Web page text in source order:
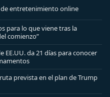
entretenimiento online
para lo que viene tras la
comienzo”
EE.UU. da 21 días para conocer
prevista en el plan de Trump